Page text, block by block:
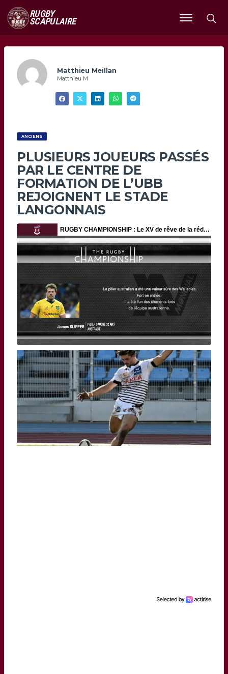
RUGBY
SCAPULAIRE
Ouvrir
le
Matthieu Meillan
Matthieu M
ANCIENS
PLUSIEURS JOUEURS PASSÉS
PAR LE CENTRE DE
FORMATION DE L’UBB
REJOIGNENT LE STADE
LANGONNAIS